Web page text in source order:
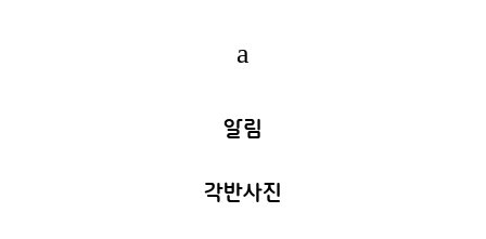
a
알림
각반사진